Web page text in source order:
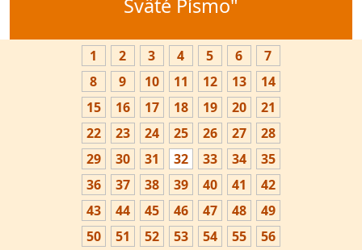
Sväté Písmo"
1 2 3 4 5 6
7
8
9 10 11 12 13
14
15
16 17 18 19 20
21
22
23 24 25 26 27
28
29
30 31 32 33 34
35
36
37 38 39 40 41
42
43
44 45 46 47 48
49
50
51 52 53 54 55
56